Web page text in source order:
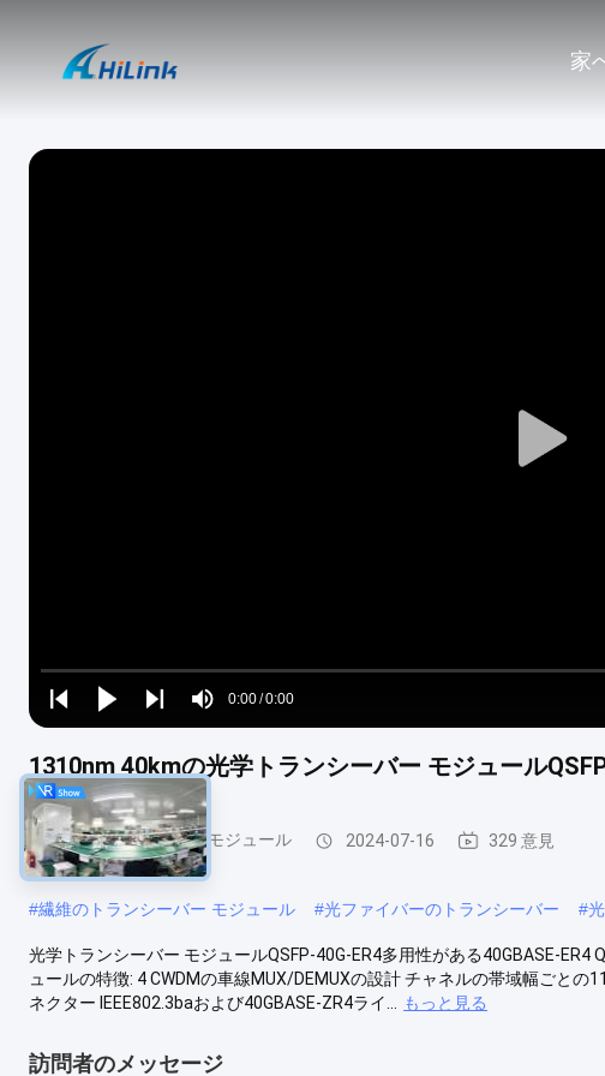
家
Play
Play
Play
Play
Mute
Time
0:00/0:00
Loaded:
0%
1310nm 40kmの光学トランシーバー モジュール
光学トランシーバー モジュール 2024-07-16 329 意見
#繊維のトランシーバー モジュール #光ファイバーのトランシーバー #
光学トランシーバー モジュールQSFP-40G-ER4多用性がある40GBASE-ER4
ュールの特徴: 4 CWDMの車線MUX/DEMUXの設計 チャネルの帯域幅ごとの
ネクター IEEE802.3baおよび40GBASE-ZR4ライ...
もっと見る
訪問者のメッセージ